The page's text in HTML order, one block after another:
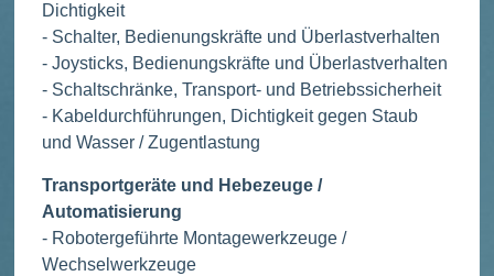
Dichtigkeit
- Schalter, Bedienungskräfte und Überlastverhalten
- Joysticks, Bedienungskräfte und Überlastverhalten
- Schaltschränke, Transport- und Betriebssicherheit
- Kabeldurchführungen, Dichtigkeit gegen Staub
und Wasser / Zugentlastung
Transportgeräte und Hebezeuge /
Automatisierung
- Robotergeführte Montagewerkzeuge /
Wechselwerkzeuge